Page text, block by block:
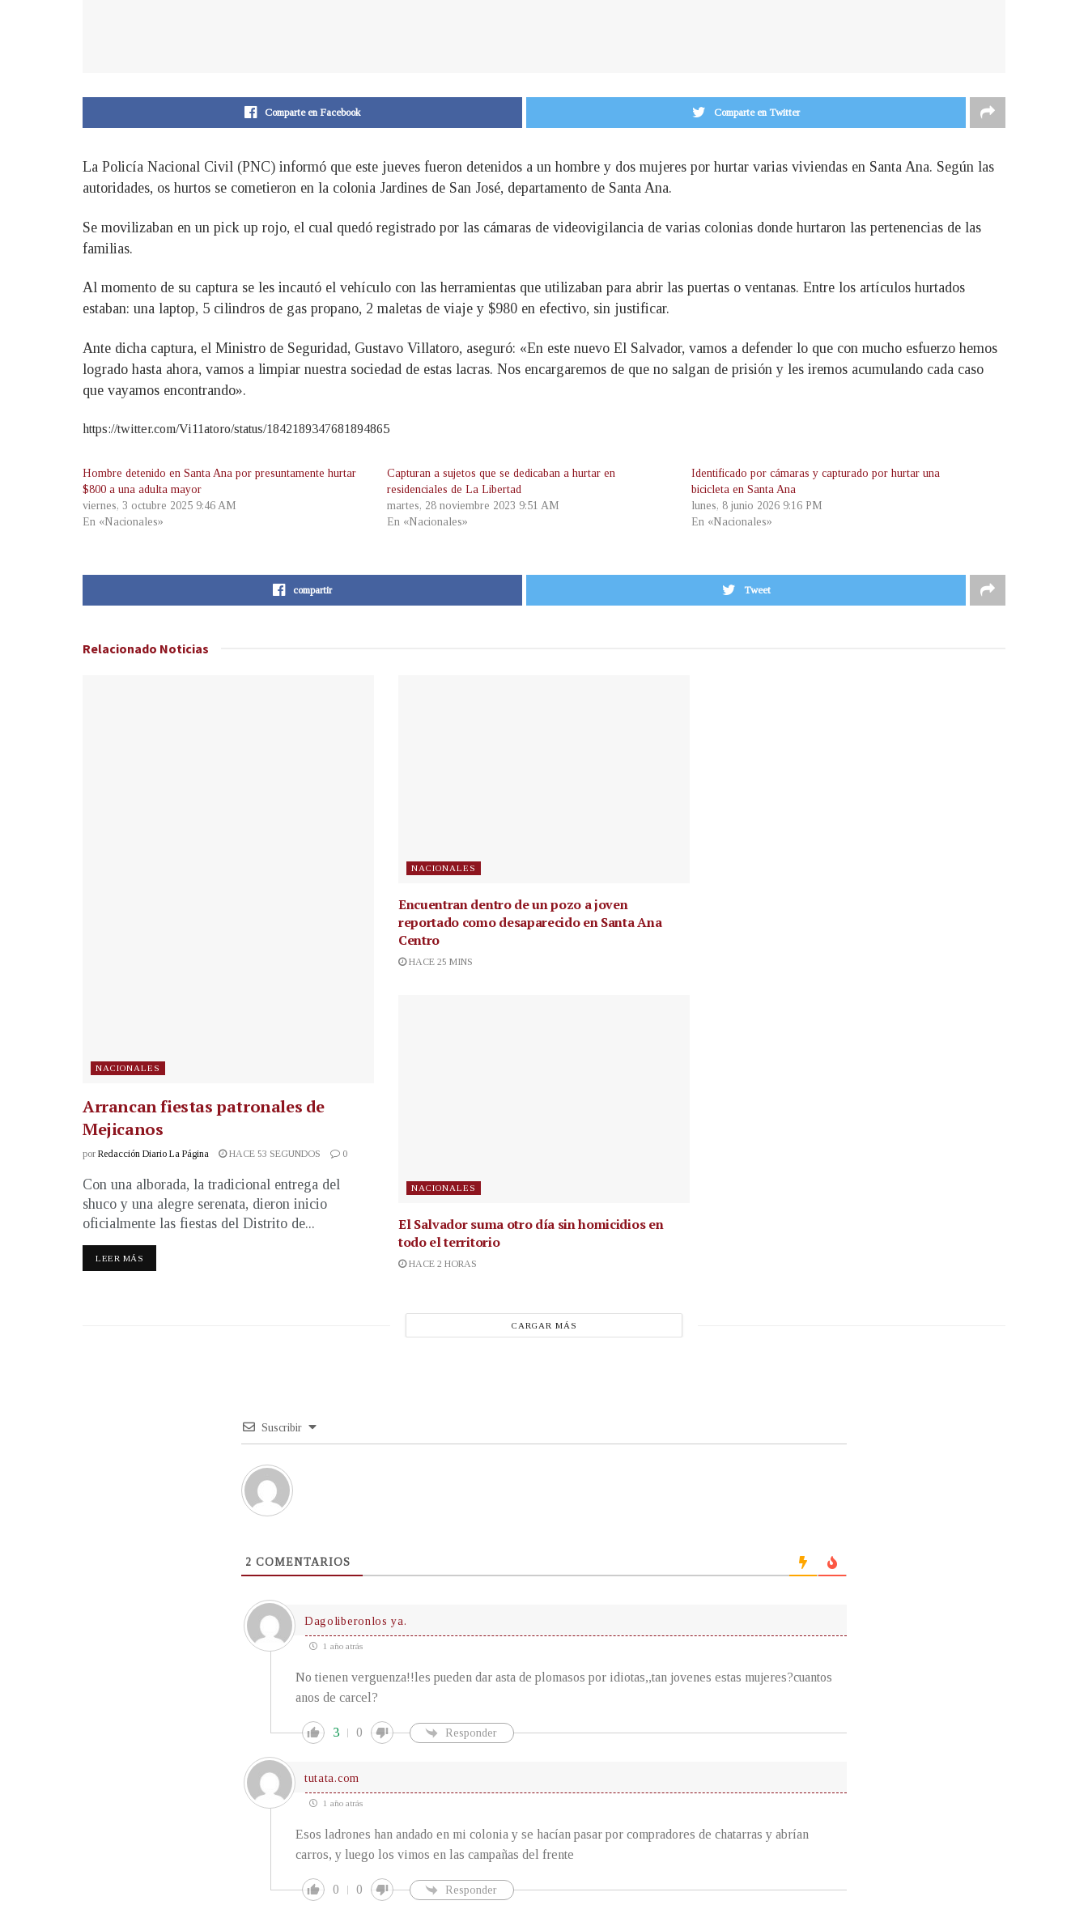
Comparte en Facebook Comparte en Twitter
La Policía Nacional Civil (PNC) informó que este jueves fueron detenidos a un hombre y dos mujeres por hurtar varias viviendas en Santa Ana. Según las
autoridades, os hurtos se cometieron en la colonia Jardines de San José, departamento de Santa Ana.
Se movilizaban en un pick up rojo, el cual quedó registrado por las cámaras de videovigilancia de varias colonias donde hurtaron las pertenencias de las
familias.
Al momento de su captura se les incautó el vehículo con las herramientas que utilizaban para abrir las puertas o ventanas. Entre los artículos hurtados
estaban: una laptop, 5 cilindros de gas propano, 2 maletas de viaje y $980 en efectivo, sin justificar.
Ante dicha captura, el Ministro de Seguridad, Gustavo Villatoro, aseguró: «En este nuevo El Salvador, vamos a defender lo que con mucho esfuerzo hemos
logrado hasta ahora, vamos a limpiar nuestra sociedad de estas lacras. Nos encargaremos de que no salgan de prisión y les iremos acumulando cada caso
que vayamos encontrando».
https://twitter.com/Vi11atoro/status/1842189347681894865
Hombre detenido en Santa Ana por presuntamente hurtar
$800 a una adulta mayor
viernes, 3 octubre 2025 9:46 AM
En «Nacionales»
Capturan a sujetos que se dedicaban a hurtar en
residenciales de La Libertad
martes, 28 noviembre 2023 9:51 AM
En «Nacionales»
Identificado por cámaras y capturado por hurtar una
bicicleta en Santa Ana
lunes, 8 junio 2026 9:16 PM
En «Nacionales»
compartir Tweet
Relacionado Noticias
NACIONALES
Arrancan fiestas patronales de
Mejicanos
por Redacción Diario La Página HACE 53 SEGUNDOS 0
Con una alborada, la tradicional entrega del
shuco y una alegre serenata, dieron inicio
oficialmente las fiestas del Distrito de...
LEER MÁS
NACIONALES
Encuentran dentro de un pozo a joven
reportado como desaparecido en Santa Ana
Centro
HACE 25 MINS
NACIONALES
El Salvador suma otro día sin homicidios en
todo el territorio
HACE 2 HORAS
CARGAR MÁS
Suscribir
2 COMENTARIOS
Dagoliberonlos ya.
1 año atrás
No tienen verguenza!!les pueden dar asta de plomasos por idiotas,,tan jovenes estas mujeres?cuantos
anos de carcel?
3 0 Responder
tutata.com
1 año atrás
Esos ladrones han andado en mi colonia y se hacían pasar por compradores de chatarras y abrían
carros, y luego los vimos en las campañas del frente
0 0 Responder